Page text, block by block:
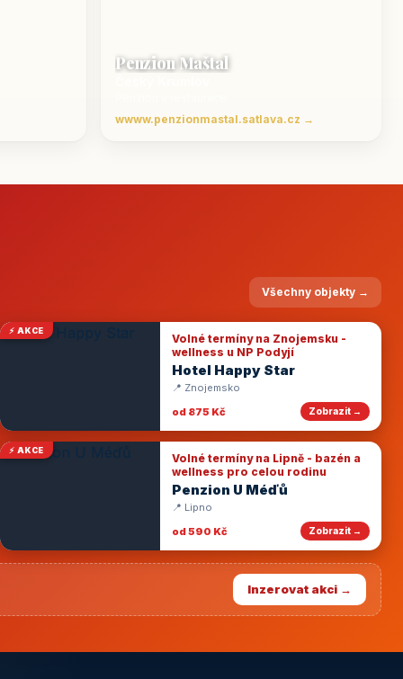
Penzion Maštal
wwww.penzionmastal.satlava.cz →
Všechny objekty →
⚡ AKCE
Volné termíny na Znojemsku -
wellness u NP Podyjí
Hotel Happy Star
📍 Znojemsko
od 875 Kč
Zobrazit →
⚡ AKCE
Volné termíny na Lipně - bazén a
wellness pro celou rodinu
Penzion U Méďů
📍 Lipno
od 590 Kč
Zobrazit →
Inzerovat akci →